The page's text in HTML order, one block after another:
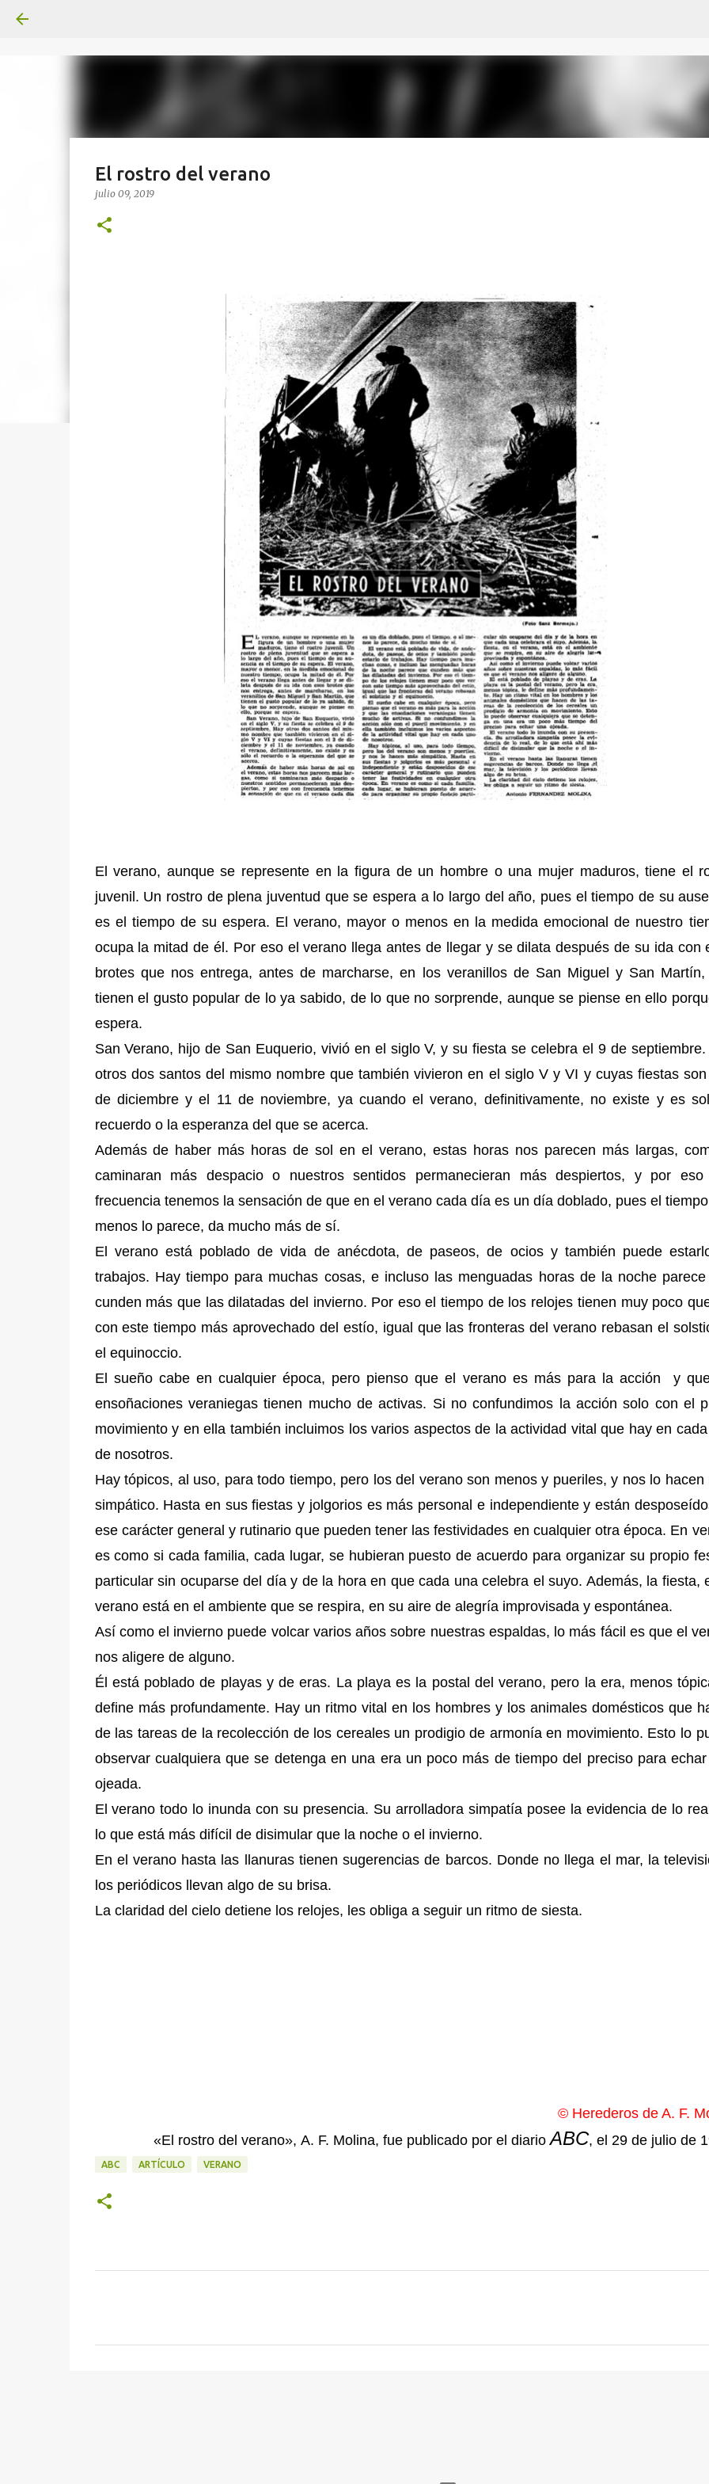
El rostro del verano
julio 09, 2019
El verano, aunque se represente en la figura de un hombre o una mujer maduros, tiene el
juvenil. Un rostro de plena juventud que se espera a lo largo del año, pues el tiempo de su
es el tiempo de su espera. El verano, mayor o menos en la medida emocional de nuestro
ocupa la mitad de él. Por eso el verano llega antes de llegar y se dilata después de su ida con
brotes que nos entrega, antes de marcharse, en los veranillos de San Miguel y San
tienen el gusto popular de lo ya sabido, de lo que no sorprende, aunque se piense en ello
espera.
San Verano, hijo de San Euquerio, vivió en el siglo V, y su fiesta se celebra el 9 de septiembre.
otros dos santos del mismo nombre que también vivieron en el siglo V y VI y cuyas fiestas
de diciembre y el 11 de noviembre, ya cuando el verano, definitivamente, no existe y es
recuerdo o la esperanza del que se acerca.
Además de haber más horas de sol en el verano, estas horas nos parecen más largas,
caminaran más despacio o nuestros sentidos permanecieran más despiertos, y por eso
frecuencia tenemos la sensación de que en el verano cada día es un día doblado, pues el
menos lo parece, da mucho más de sí.
El verano está poblado de vida de anécdota, de paseos, de ocios y también puede
trabajos. Hay tiempo para muchas cosas, e incluso las menguadas horas de la noche
cunden más que las dilatadas del invierno. Por eso el tiempo de los relojes tienen muy poco
con este tiempo más aprovechado del estío, igual que las fronteras del verano rebasan el
el equinoccio.
El sueño cabe en cualquier época, pero pienso que el verano es más para la acción y
ensoñaciones veraniegas tienen mucho de activas. Si no confundimos la acción solo con el
movimiento y en ella también incluimos los varios aspectos de la actividad vital que hay en
de nosotros.
Hay tópicos, al uso, para todo tiempo, pero los del verano son menos y pueriles, y nos lo hacen
simpático. Hasta en sus fiestas y jolgorios es más personal e independiente y están
ese carácter general y rutinario que pueden tener las festividades en cualquier otra época. En
es como si cada familia, cada lugar, se hubieran puesto de acuerdo para organizar su propio
particular sin ocuparse del día y de la hora en que cada una celebra el suyo. Además, la fiesta,
verano está en el ambiente que se respira, en su aire de alegría improvisada y espontánea.
Así como el invierno puede volcar varios años sobre nuestras espaldas, lo más fácil es que el
nos aligere de alguno.
Él está poblado de playas y de eras. La playa es la postal del verano, pero la era, menos
define más profundamente. Hay un ritmo vital en los hombres y los animales domésticos que
de las tareas de la recolección de los cereales un prodigio de armonía en movimiento. Esto lo
observar cualquiera que se detenga en una era un poco más de tiempo del preciso para
ojeada.
El verano todo lo inunda con su presencia. Su arrolladora simpatía posee la evidencia de lo
lo que está más difícil de disimular que la noche o el invierno.
En el verano hasta las llanuras tienen sugerencias de barcos. Donde no llega el mar, la
los periódicos llevan algo de su brisa.
La claridad del cielo detiene los relojes, les obliga a seguir un ritmo de siesta.
© Herederos de A. F.
«El rostro del verano», A. F. Molina, fue publicado porel diarioABC, el 29 de julio de
ABC ARTÍCULO VERANO